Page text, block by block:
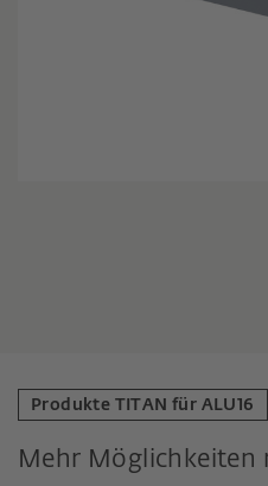
Produkte TITAN für ALU16
Mehr Möglichkeiten